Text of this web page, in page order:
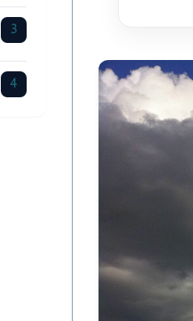
3
4